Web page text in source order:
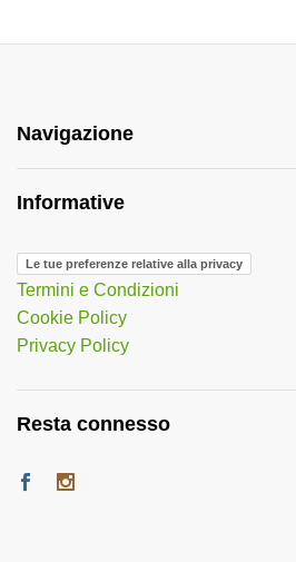
Navigazione
Informative
Le tue preferenze relative alla privacy
Termini e Condizioni
Cookie Policy
Privacy Policy
Resta connesso